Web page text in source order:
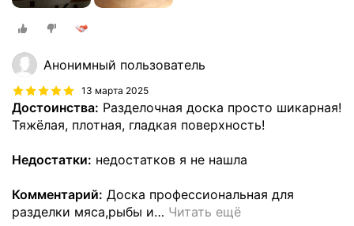
Анонимный пользователь
13 марта 2025
Достоинства: Разделочная доска просто шикарная!
Тяжёлая, плотная, гладкая поверхность!
Недостатки: недостатков я не нашла
Комментарий: Доска профессиональная для
разделки мяса,рыбы и… Читать ещё